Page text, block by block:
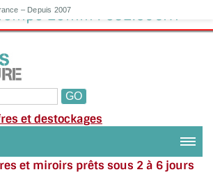
– Depuis 200729mm : 632.50€HT
et destockages
et miroirs prêts sous 2 à 6 jours